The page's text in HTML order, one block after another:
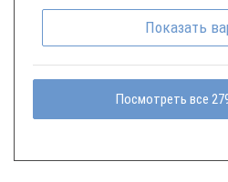
Показать
Посмотреть все